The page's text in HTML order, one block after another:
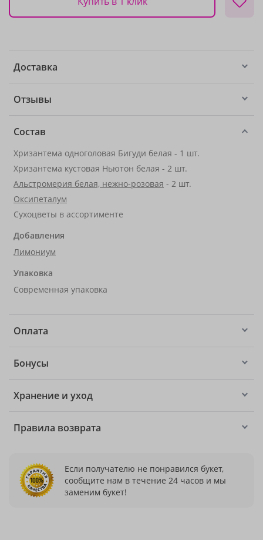
Доставка
Отзывы
Состав
Хризантема одноголовая Бигуди белая - 1 шт.
Хризантема кустовая Ньютон белая - 2 шт.
Альстромерия белая, нежно-розовая - 2 шт.
Оксипеталум
Сухоцветы в ассортименте
Добавления
Лимониум
Упаковка
Современная упаковка
Оплата
Бонусы
Хранение и уход
Правила возврата
Если получателю не понравился букет,
сообщите нам в течение 24 часов и мы
заменим букет!